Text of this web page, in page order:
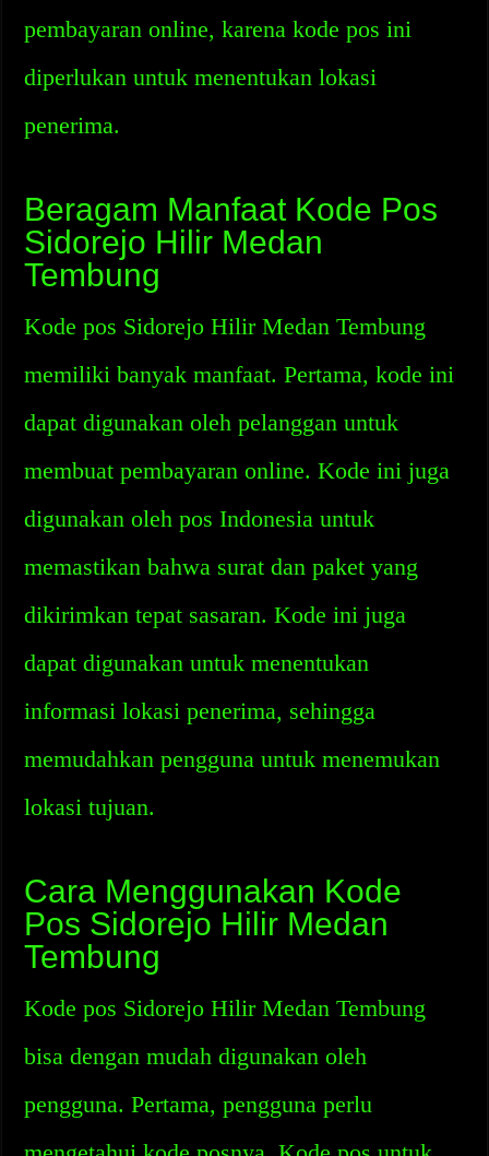
pembayaran online, karena kode pos ini
diperlukan untuk menentukan lokasi
penerima.
Beragam Manfaat Kode Pos
Sidorejo Hilir Medan
Tembung
Kode pos Sidorejo Hilir Medan Tembung
memiliki banyak manfaat. Pertama, kode ini
dapat digunakan oleh pelanggan untuk
membuat pembayaran online. Kode ini juga
digunakan oleh pos Indonesia untuk
memastikan bahwa surat dan paket yang
dikirimkan tepat sasaran. Kode ini juga
dapat digunakan untuk menentukan
informasi lokasi penerima, sehingga
memudahkan pengguna untuk menemukan
lokasi tujuan.
Cara Menggunakan Kode
Pos Sidorejo Hilir Medan
Tembung
Kode pos Sidorejo Hilir Medan Tembung
bisa dengan mudah digunakan oleh
pengguna. Pertama, pengguna perlu